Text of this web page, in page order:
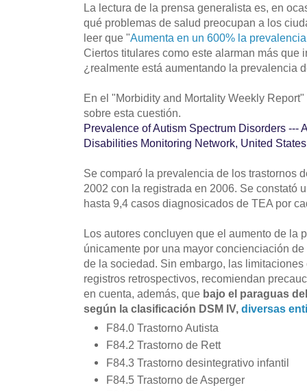
La lectura de la prensa generalista es, en
qué problemas de salud preocupan a los
leer que "Aumenta en un 600% la
Ciertos titulares como este alarman más que
¿realmente está aumentando la prevalencia
En el "Morbidity and Mortality Weekly
sobre esta cuestión.
Prevalence of Autism Spectrum Disorders ---
Disabilities Monitoring Network, United
Se comparó la prevalencia de los trastornos
2002 con la registrada en 2006. Se constató
hasta 9,4 casos diagnosicados de TEA por
Los autores concluyen que el aumento de la
únicamente por una mayor concienciación
de la sociedad. Sin embargo, las
registros retrospectivos, recomiendan
en cuenta, además, que bajo el paraguas
según la clasificación DSM IV, diversas
F84.0 Trastorno Autista
F84.2 Trastorno de Rett
F84.3 Trastorno desintegrativo infantil
F84.5 Trastorno de Asperger